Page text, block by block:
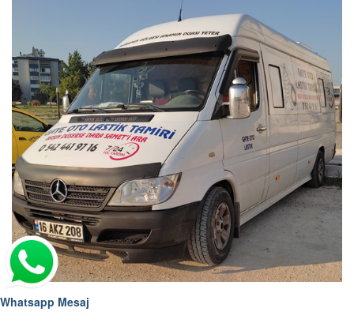
Whatsapp Mesaj